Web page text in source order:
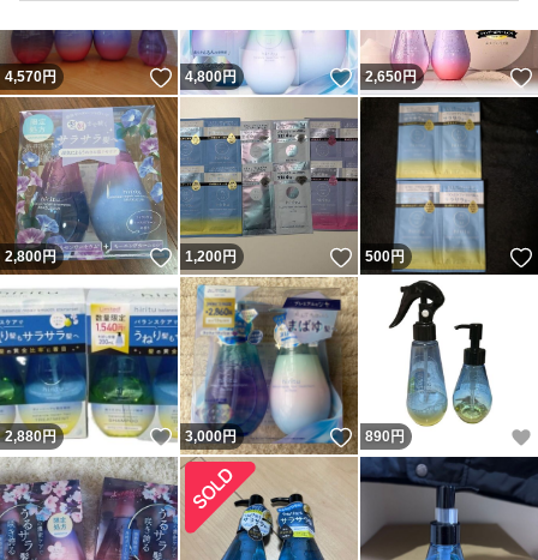
4,570円 いいね！
4,800円 いいね！
2,650円
2,800円 いいね！
1,200円 いいね！
500円
2,880円 いいね！
3,000円 いいね！
890 円